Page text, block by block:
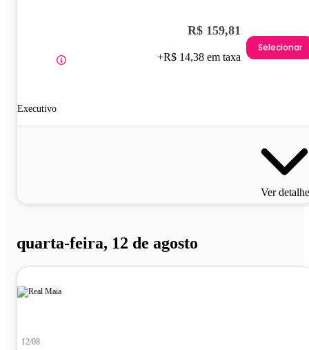
Executivo
R$ 159,81
+R$ 14,38 em taxa
Selecionar
Ver
quarta-feira, 12 de agosto
12/08